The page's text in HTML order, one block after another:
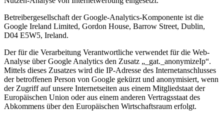
Betreibergesellschaft der Google-Analytics-Komponente ist die
Google Ireland Limited, Gordon House, Barrow Street, Dublin,
D04 E5W5, Ireland.
Der für die Verarbeitung Verantwortliche verwendet für die Web-
Analyse über Google Analytics den Zusatz „_gat._anonymizeIp“.
Mittels dieses Zusatzes wird die IP-Adresse des Internetanschlusses
der betroffenen Person von Google gekürzt und anonymisiert, wenn
der Zugriff auf unsere Internetseiten aus einem Mitgliedstaat der
Europäischen Union oder aus einem anderen Vertragsstaat des
Abkommens über den Europäischen Wirtschaftsraum erfolgt.